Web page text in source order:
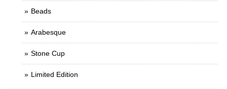
Beads
Arabesque
Stone Cup
Limited Edition